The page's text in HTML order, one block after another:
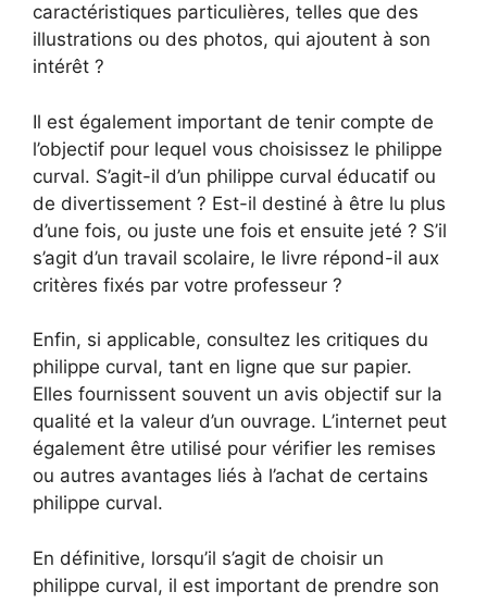
caractéristiques particulières, telles que des
illustrations ou des photos, qui ajoutent à son
intérêt ?
Il est également important de tenir compte de
l’objectif pour lequel vous choisissez le philippe
curval. S’agit-il d’un philippe curval éducatif ou
de divertissement ? Est-il destiné à être lu plus
d’une fois, ou juste une fois et ensuite jeté ? S’il
s’agit d’un travail scolaire, le livre répond-il aux
critères fixés par votre professeur ?
Enfin, si applicable, consultez les critiques du
philippe curval, tant en ligne que sur papier.
Elles fournissent souvent un avis objectif sur la
qualité et la valeur d’un ouvrage. L’internet peut
également être utilisé pour vérifier les remises
ou autres avantages liés à l’achat de certains
philippe curval.
En définitive, lorsqu’il s’agit de choisir un
philippe curval, il est important de prendre son